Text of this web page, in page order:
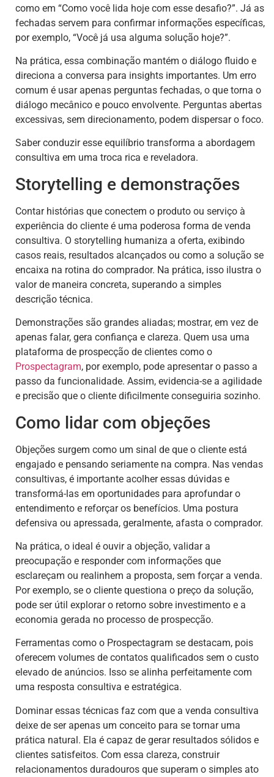
como em “Como você lida hoje com esse desafio?”. Já as
fechadas servem para confirmar informações específicas,
por exemplo, “Você já usa alguma solução hoje?”.
Na prática, essa combinação mantém o diálogo fluido e
direciona a conversa para insights importantes. Um erro
comum é usar apenas perguntas fechadas, o que torna o
diálogo mecânico e pouco envolvente. Perguntas abertas
excessivas, sem direcionamento, podem dispersar o foco.
Saber conduzir esse equilíbrio transforma a abordagem
consultiva em uma troca rica e reveladora.
Storytelling e demonstrações
Contar histórias que conectem o produto ou serviço à
experiência do cliente é uma poderosa forma de venda
consultiva. O storytelling humaniza a oferta, exibindo
casos reais, resultados alcançados ou como a solução se
encaixa na rotina do comprador. Na prática, isso ilustra o
valor de maneira concreta, superando a simples
descrição técnica.
Demonstrações são grandes aliadas; mostrar, em vez de
apenas falar, gera confiança e clareza. Quem usa uma
plataforma de prospecção de clientes como o
Prospectagram, por exemplo, pode apresentar o passo a
passo da funcionalidade. Assim, evidencia-se a agilidade
e precisão que o cliente dificilmente conseguiria sozinho.
Como lidar com objeções
Objeções surgem como um sinal de que o cliente está
engajado e pensando seriamente na compra. Nas vendas
consultivas, é importante acolher essas dúvidas e
transformá-las em oportunidades para aprofundar o
entendimento e reforçar os benefícios. Uma postura
defensiva ou apressada, geralmente, afasta o comprador.
Na prática, o ideal é ouvir a objeção, validar a
preocupação e responder com informações que
esclareçam ou realinhem a proposta, sem forçar a venda.
Por exemplo, se o cliente questiona o preço da solução,
pode ser útil explorar o retorno sobre investimento e a
economia gerada no processo de prospecção.
Ferramentas como o Prospectagram se destacam, pois
oferecem volumes de contatos qualificados sem o custo
elevado de anúncios. Isso se alinha perfeitamente com
uma resposta consultiva e estratégica.
Dominar essas técnicas faz com que a venda consultiva
deixe de ser apenas um conceito para se tornar uma
prática natural. Ela é capaz de gerar resultados sólidos e
clientes satisfeitos. Com essa clareza, construir
relacionamentos duradouros que superam o simples ato